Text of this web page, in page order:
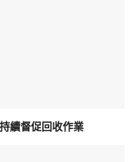
續督促回收作業